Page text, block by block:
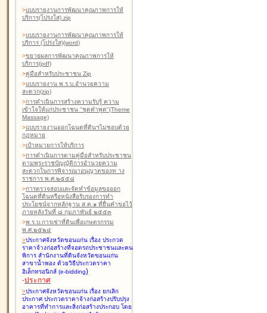
>แบบรายงานการพัฒนาคุณภาพการให้
บริการ(โปร่งใส).zip
>แบบรายงานการพัฒนาคุณภาพการให้
บริการ (โปร่งใส)(word)
>ขยายผลการพัฒนาคุณภาพการให้
บริการ(pdf)
>คู่มือสำหรับประชาชน Zip
>แบบรายงาน พ.ร.บ.อำนวยความ
สะดวก(zip)
>การดำเนินการสร้างความรับรู้ ความ
เข้าใจให้แก่ประชาชน "ชุดคำพูด"(Theme
Massage)
>แบบรายงานออกโฉนดที่ดินฯไม่ชอบด้วย
กฎหมาย
>เป้าหมายการให้บริการ
>การดำเนินการตามคู่มือสำหรับประชาชน
ตามพระราชบัญญัติการอำนวยความ
สะดวกในการพิจารณาอนุญาตของท าง
ราชการ พ.ศ.๒๕๕๘
>การตรวจสอบและจัดทำข้อมูลขอออก
โฉนดที่ดินหรือหนังสือรับรองการทำ
ประโยชน์จากหลักฐาน ส.ค.๑ ที่ยื่นคำขอไว้
ภายหลังวันที่ ๘ กุมภาพันธ์ ๒๕๕๓
>พ.ร.บ.การเช่าที่ดินเพื่อเกษตรกรรม
พ.ศ.๒๕๒๔
>ประกาศจังหวัดขอนแก่น เรื่อง ประกวด
ราคาจ้างก่อสร้างที่จอดรถประชาชนและคน
พิการ สำนักงานที่ดินจังหวัดขอนแก่น
สาขาน้ำพอง ด้วยวิธีประกวดราคา
อิเล็กทรอนิกส์ (e-bidding)
-ประกาศ
>ประกาศจังหวัดขอนแก่น เรื่อง ยกเลิก
ประกาศ ประกวดราคาจ้างก่อสร้างปรับปรุง
อาคารที่ทำการและสิ่งก่อสร้างประกอบ โดย